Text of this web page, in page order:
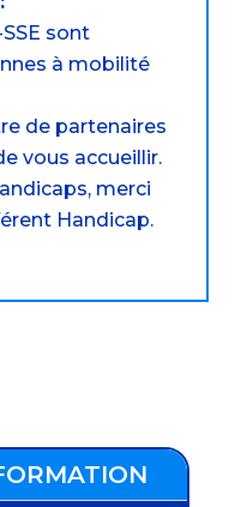
sont
à mobilité
de partenaires
vous accueillir.
merci
Handicap.